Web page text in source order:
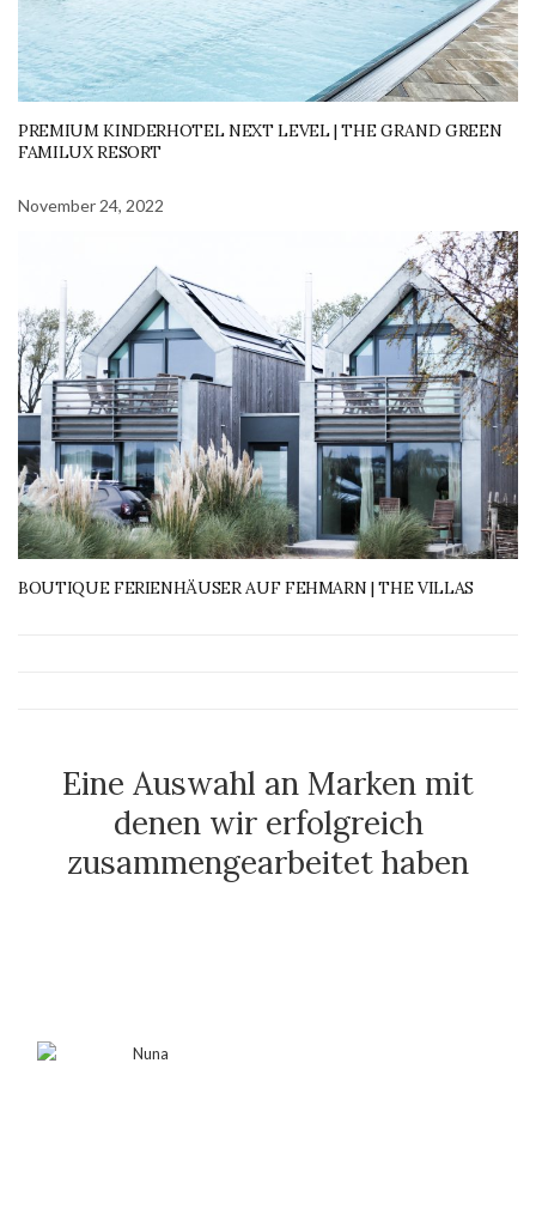
PREMIUM KINDERHOTEL NEXT LEVEL | THE GRAND GREEN
FAMILUX RESORT
November 24, 2022
BOUTIQUE FERIENHÄUSER AUF FEHMARN | THE VILLAS
Eine Auswahl an Marken mit
denen wir erfolgreich
zusammengearbeitet haben